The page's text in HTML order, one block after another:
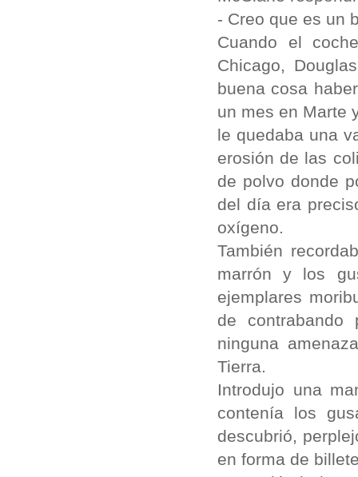
- Creo que es un
Cuando el
Chicago,
buena cosa
un mes en Marte
le quedaba una
erosión de las
de polvo donde
del día era
oxígeno.
También
marrón y los
ejemplares
de
ninguna
Tierra.
Introdujo una
contenía los
descubrió,
en forma de